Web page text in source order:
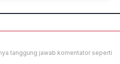
tanggung jawab komentator seperti